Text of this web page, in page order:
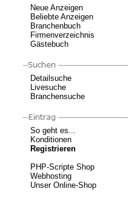
Neue Anzeigen
Beliebte Anzeigen
Branchenbuch
Firmenverzeichnis
Gästebuch
Detailsuche
Livesuche
Branchensuche
So geht es...
Konditionen
Registrieren
PHP-Scripte Shop
Webhosting
Unser Online-Shop